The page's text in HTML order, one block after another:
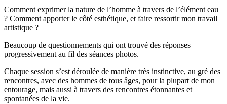
Comment exprimer la nature de l’homme à travers de l’élément eau
? Comment apporter le côté esthétique, et faire ressortir mon travail
artistique ?
Beaucoup de questionnements qui ont trouvé des réponses
progressivement au fil des séances photos.
Chaque session s’est déroulée de manière très instinctive, au gré des
rencontres, avec des hommes de tous âges, pour la plupart de mon
entourage, mais aussi à travers des rencontres étonnantes et
spontanées de la vie.